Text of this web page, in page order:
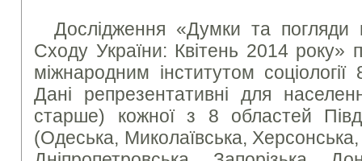
Дослідження «Думки та погляди
Сходу України: Квітень 2014 року»
міжнародним інститутом
Дані репрезентативні для
старше) кожної з 8 областей
(Одеська, Миколаївська, Херсонська,